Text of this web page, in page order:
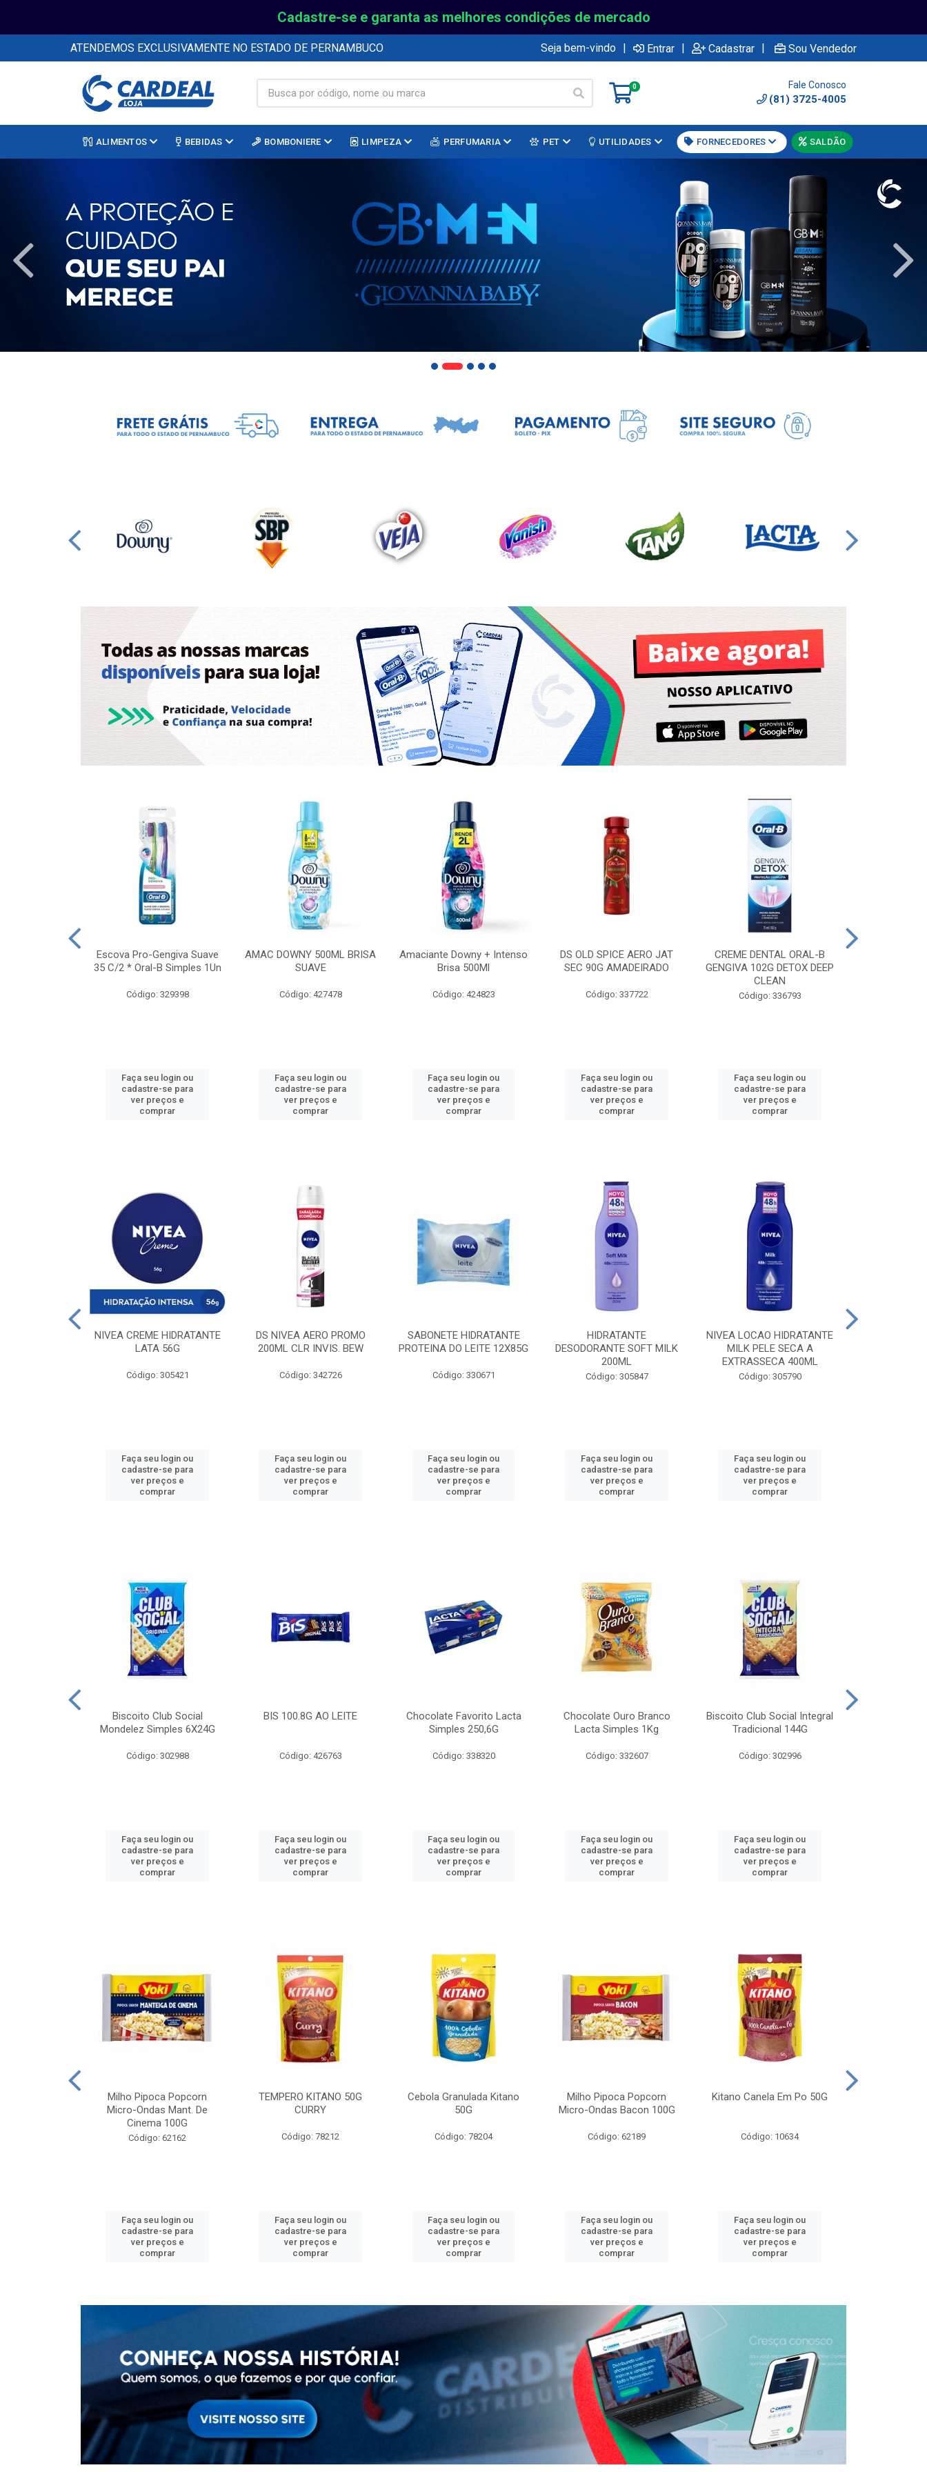
Cadastre-se e garanta as melhores condições de mercado
ATENDEMOS EXCLUSIVAMENTE NO ESTADO DE PERNAMBUCO Seja bem-vindo | Entrar | Cadastrar | Sou Vendedor
0 Fale Conosco
(81) 3725-4005
ALIMENTOS BEBIDAS BOMBONIERE LIMPEZA PERFUMARIA PET UTILIDADES FORNECEDORES SALDÃO
Escova Pro-Gengiva Suave
35 C/2 * Oral-B Simples 1Un
Código: 329398
Faça seu login ou
cadastre-se para
ver preços e
comprar
AMAC DOWNY 500ML BRISA
SUAVE
Código: 427478
Faça seu login ou
cadastre-se para
ver preços e
comprar
Amaciante Downy + Intenso
Brisa 500Ml
Código: 424823
Faça seu login ou
cadastre-se para
ver preços e
comprar
DS OLD SPICE AERO JAT
SEC 90G AMADEIRADO
Código: 337722
Faça seu login ou
cadastre-se para
ver preços e
comprar
CREME DENTAL ORAL-B
GENGIVA 102G DETOX DEEP
CLEAN
Código: 336793
Faça seu login ou
cadastre-se para
ver preços e
comprar
NIVEA CREME HIDRATANTE
LATA 56G
Código: 305421
Faça seu login ou
cadastre-se para
ver preços e
comprar
DS NIVEA AERO PROMO
200ML CLR INVIS. BEW
Código: 342726
Faça seu login ou
cadastre-se para
ver preços e
comprar
SABONETE HIDRATANTE
PROTEINA DO LEITE 12X85G
Código: 330671
Faça seu login ou
cadastre-se para
ver preços e
comprar
HIDRATANTE
DESODORANTE SOFT MILK
200ML
Código: 305847
Faça seu login ou
cadastre-se para
ver preços e
comprar
NIVEA LOCAO HIDRATANTE
MILK PELE SECA A
EXTRASSECA 400ML
Código: 305790
Faça seu login ou
cadastre-se para
ver preços e
comprar
Biscoito Club Social
Mondelez Simples 6X24G
Código: 302988
Faça seu login ou
cadastre-se para
ver preços e
comprar
BIS 100.8G AO LEITE
Código: 426763
Faça seu login ou
cadastre-se para
ver preços e
comprar
Chocolate Favorito Lacta
Simples 250,6G
Código: 338320
Faça seu login ou
cadastre-se para
ver preços e
comprar
Chocolate Ouro Branco
Lacta Simples 1Kg
Código: 332607
Faça seu login ou
cadastre-se para
ver preços e
comprar
Biscoito Club Social Integral
Tradicional 144G
Código: 302996
Faça seu login ou
cadastre-se para
ver preços e
comprar
Milho Pipoca Popcorn
Micro-Ondas Mant. De
Cinema 100G
Código: 62162
Faça seu login ou
cadastre-se para
ver preços e
comprar
TEMPERO KITANO 50G
CURRY
Código: 78212
Faça seu login ou
cadastre-se para
ver preços e
comprar
Cebola Granulada Kitano
50G
Código: 78204
Faça seu login ou
cadastre-se para
ver preços e
comprar
Milho Pipoca Popcorn
Micro-Ondas Bacon 100G
Código: 62189
Faça seu login ou
cadastre-se para
ver preços e
comprar
Kitano Canela Em Po 50G
Código: 10634
Faça seu login ou
cadastre-se para
ver preços e
comprar